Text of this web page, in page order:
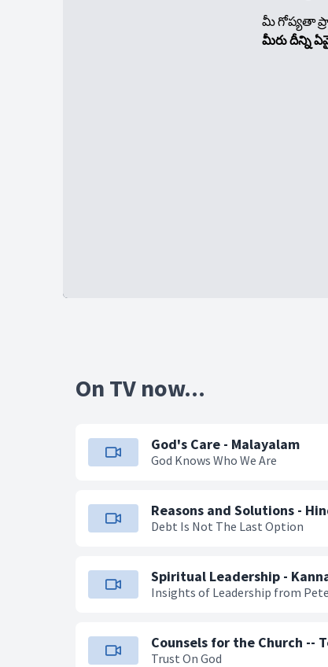
మీ గోప్యతా
మీరు దీన్ని
On TV now...
God's Care - Malayalam
God Knows Who We Are
Reasons and Solutions -
Debt Is Not The Last Option
Spiritual Leadership -
Insights of Leadership from
Counsels for the Church --
Trust On God